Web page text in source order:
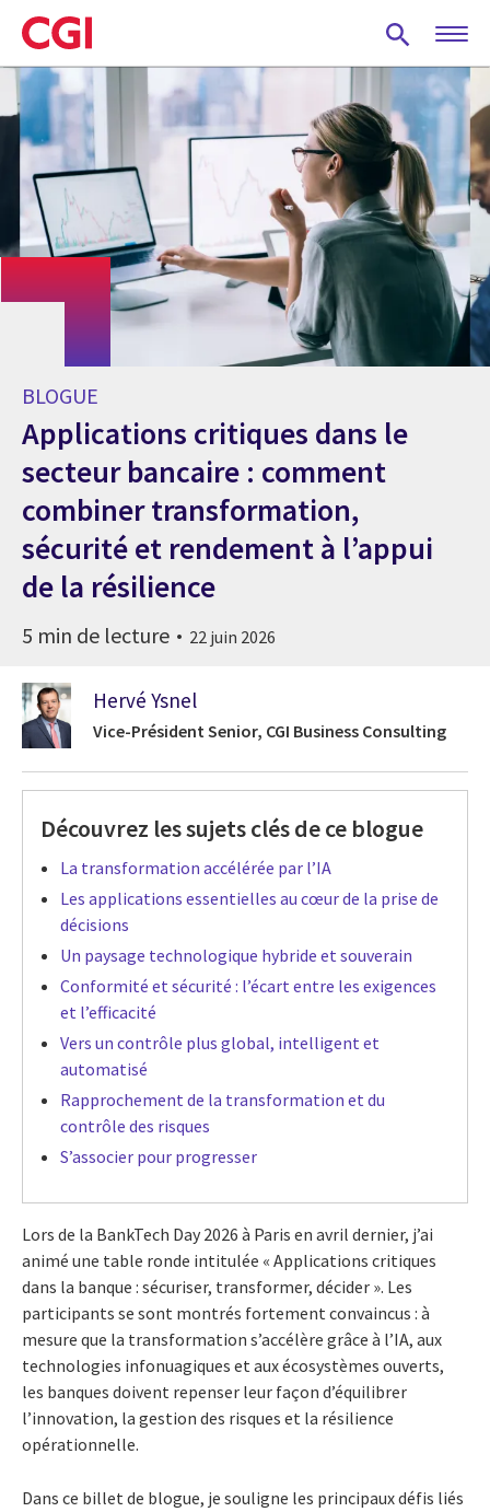
Skip
to
main
content
BLOGUE
Applications critiques dans le
secteur bancaire : comment
combiner transformation,
sécurité et rendement à l’appui
de la résilience
5 min de lecture 22 juin 2026
Hervé Ysnel
Vice-Président Senior, CGI Business Consulting
Découvrez les sujets clés de ce blogue
La transformation accélérée par l’IA
Les applications essentielles au cœur de la prise de
décisions
Un paysage technologique hybride et souverain
Conformité et sécurité : l’écart entre les exigences
et l’efficacité
Vers un contrôle plus global, intelligent et
automatisé
Rapprochement de la transformation et du
contrôle des risques
S’associer pour progresser
Lors de la BankTech Day 2026 à Paris en avril dernier, j’ai
animé une table ronde intitulée « Applications critiques
dans la banque : sécuriser, transformer, décider ». Les
participants se sont montrés fortement convaincus : à
mesure que la transformation s’accélère grâce à l’IA, aux
technologies infonuagiques et aux écosystèmes ouverts,
les banques doivent repenser leur façon d’équilibrer
l’innovation, la gestion des risques et la résilience
opérationnelle.
Dans ce billet de blogue, je souligne les principaux défis liés